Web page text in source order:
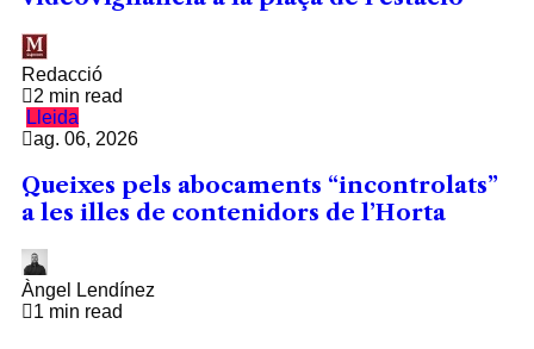
Redacció
2 min read
Lleida
ag. 06, 2026
Queixes pels abocaments “incontrolats”
a les illes de contenidors de l’Horta
Àngel Lendínez
1 min read